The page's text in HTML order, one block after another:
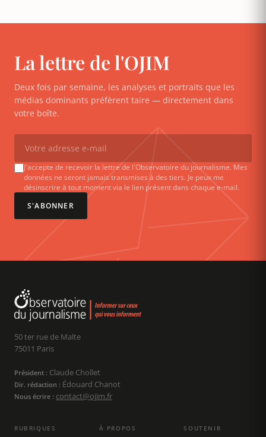
La lettre de l'OJIM
Deux fois par semaine, les analyses et portraits que les
médias dominants préfèrent taire — directement dans
votre boîte.
J'accepte de recevoir la lettre de l'Observatoire du journalisme. Mes
données ne seront jamais transmises à des tiers. Je peux me
désinscrire à tout moment via le lien présent dans chaque e-mail.
S'ABONNER
50 ter rue de Malte
75011 Paris
Président : Claude Chollet
Dir. rédaction : Édouard Chanot
Nous écrire : contact@ojim.fr
RUBRIQUES À PROPOS SOUTENIR